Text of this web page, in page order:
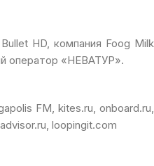
HD, компания Foog Milk
оператор «НЕВАТУР».
FM, kites.ru, onboard.ru,
loopingit.com